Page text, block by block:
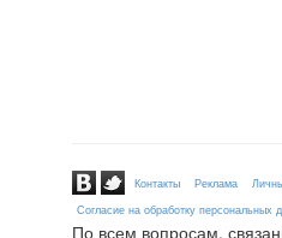
Контакты Реклама
Согласие на обработку персональных
По всем вопросам,